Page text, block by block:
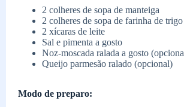
2 colheres de sopa de manteiga
2 colheres de sopa de farinha de trigo
2 xícaras de leite
Sal e pimenta a gosto
Noz-moscada ralada a gosto
Queijo parmesão ralado (opcional)
Modo de preparo: